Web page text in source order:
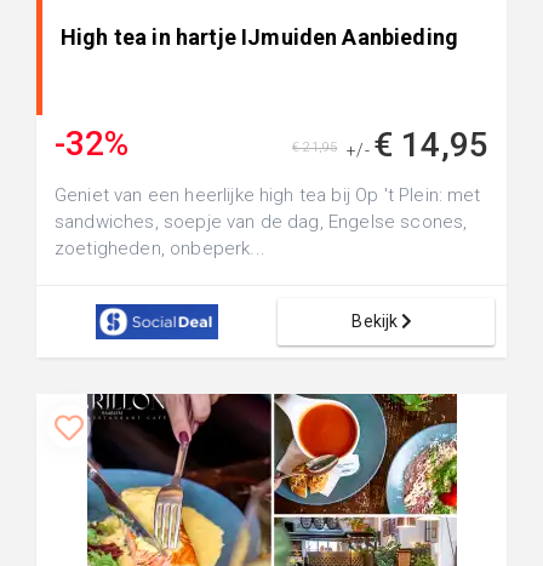
High tea in hartje IJmuiden Aanbieding
-32% +/- € 14,95
€ 21,95
Geniet van een heerlijke high tea bij Op 't Plein: met
sandwiches, soepje van de dag, Engelse scones,
zoetigheden, onbeperk...
Bekijk